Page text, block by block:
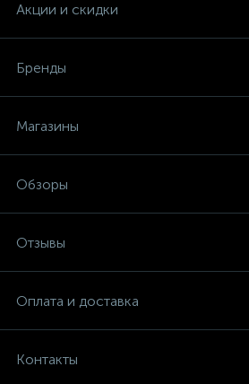
Акции и скидки
Бренды
Магазины
Обзоры
Отзывы
Оплата и доставка
Контакты